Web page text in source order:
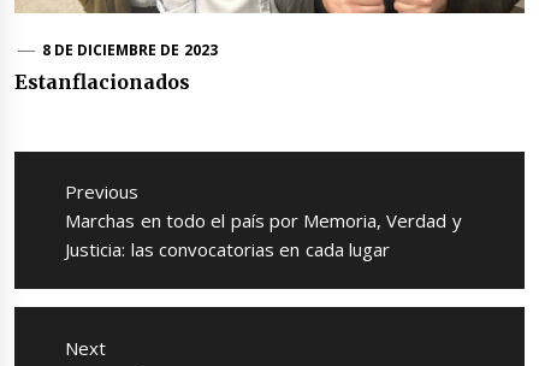
8 DE DICIEMBRE DE 2023
Estanflacionados
Navegación
entradas
Previous
Previous
post:
Marchas en todo el país por Memoria, Verdad y
Justicia: las convocatorias en cada lugar
Next